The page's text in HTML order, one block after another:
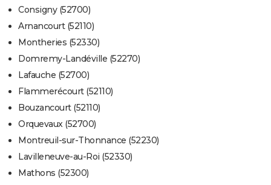
Consigny (52700)
Arnancourt (52110)
Montheries (52330)
Domremy-Landéville (52270)
Lafauche (52700)
Flammerécourt (52110)
Bouzancourt (52110)
Orquevaux (52700)
Montreuil-sur-Thonnance (52230)
Lavilleneuve-au-Roi (52330)
Mathons (52300)